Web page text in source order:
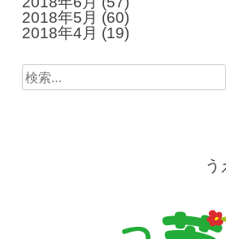
2018年5月 (60)
2018年4月 (19)
検
索:
う